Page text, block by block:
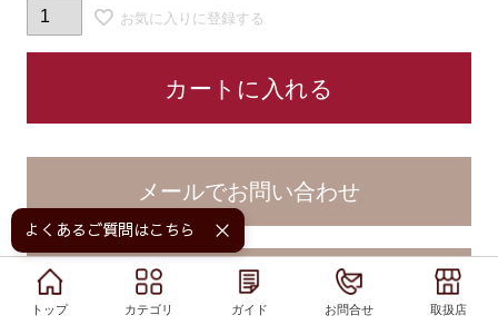
トップ カテゴリ ガイド お問合せ 取扱店
お気に入りに登録する
カートに入れる
LINEでお問い合わせ
トップ カテゴリ ガイド お問合せ 取扱店
よくあるご質問はこちら！